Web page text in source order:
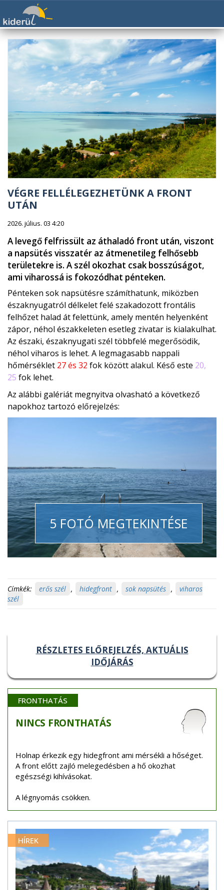
VÉGRE FELLÉLEGEZHETÜNK A FRONT
UTÁN
2026. július. 03 4:20
A levegő felfrissült az áthaladó front után, viszont
a napsütés visszatér az átmenetileg felhősebb
területekre is. A szél okozhat csak bosszúságot,
ami viharossá is fokozódhat pénteken.
Pénteken sok napsütésre számíthatunk, miközben
északnyugatról délkelet felé szakadozott frontális
felhőzet halad át felettünk, amely mentén helyenként
zápor, néhol északkeleten esetleg zivatar is kialakulhat.
Az északi, északnyugati szél többfelé megerősödik,
néhol viharos is lehet. A legmagasabb nappali
hőmérséklet 27 és 32 fok között alakul. Késő este 20,
25 fok lehet.
Az alábbi galériát megnyitva olvasható a következő
napokhoz tartozó előrejelzés:
5 FOTÓ MEGTEKINTÉSE
Címkék: erős szél , hidegfront , sok napsütés ,
viharos
szél
RÉSZLETES ELŐREJELZÉS, AKTUÁLIS
IDŐJÁRÁS
FRONTHATÁS
NINCS FRONTHATÁS
Holnap érkezik egy hidegfront ami mérsékli a hőséget.
A front előtt zajló melegedésben a hő okozhat
egészségi kihívásokat.
A légnyomás csökken.
HÍREK